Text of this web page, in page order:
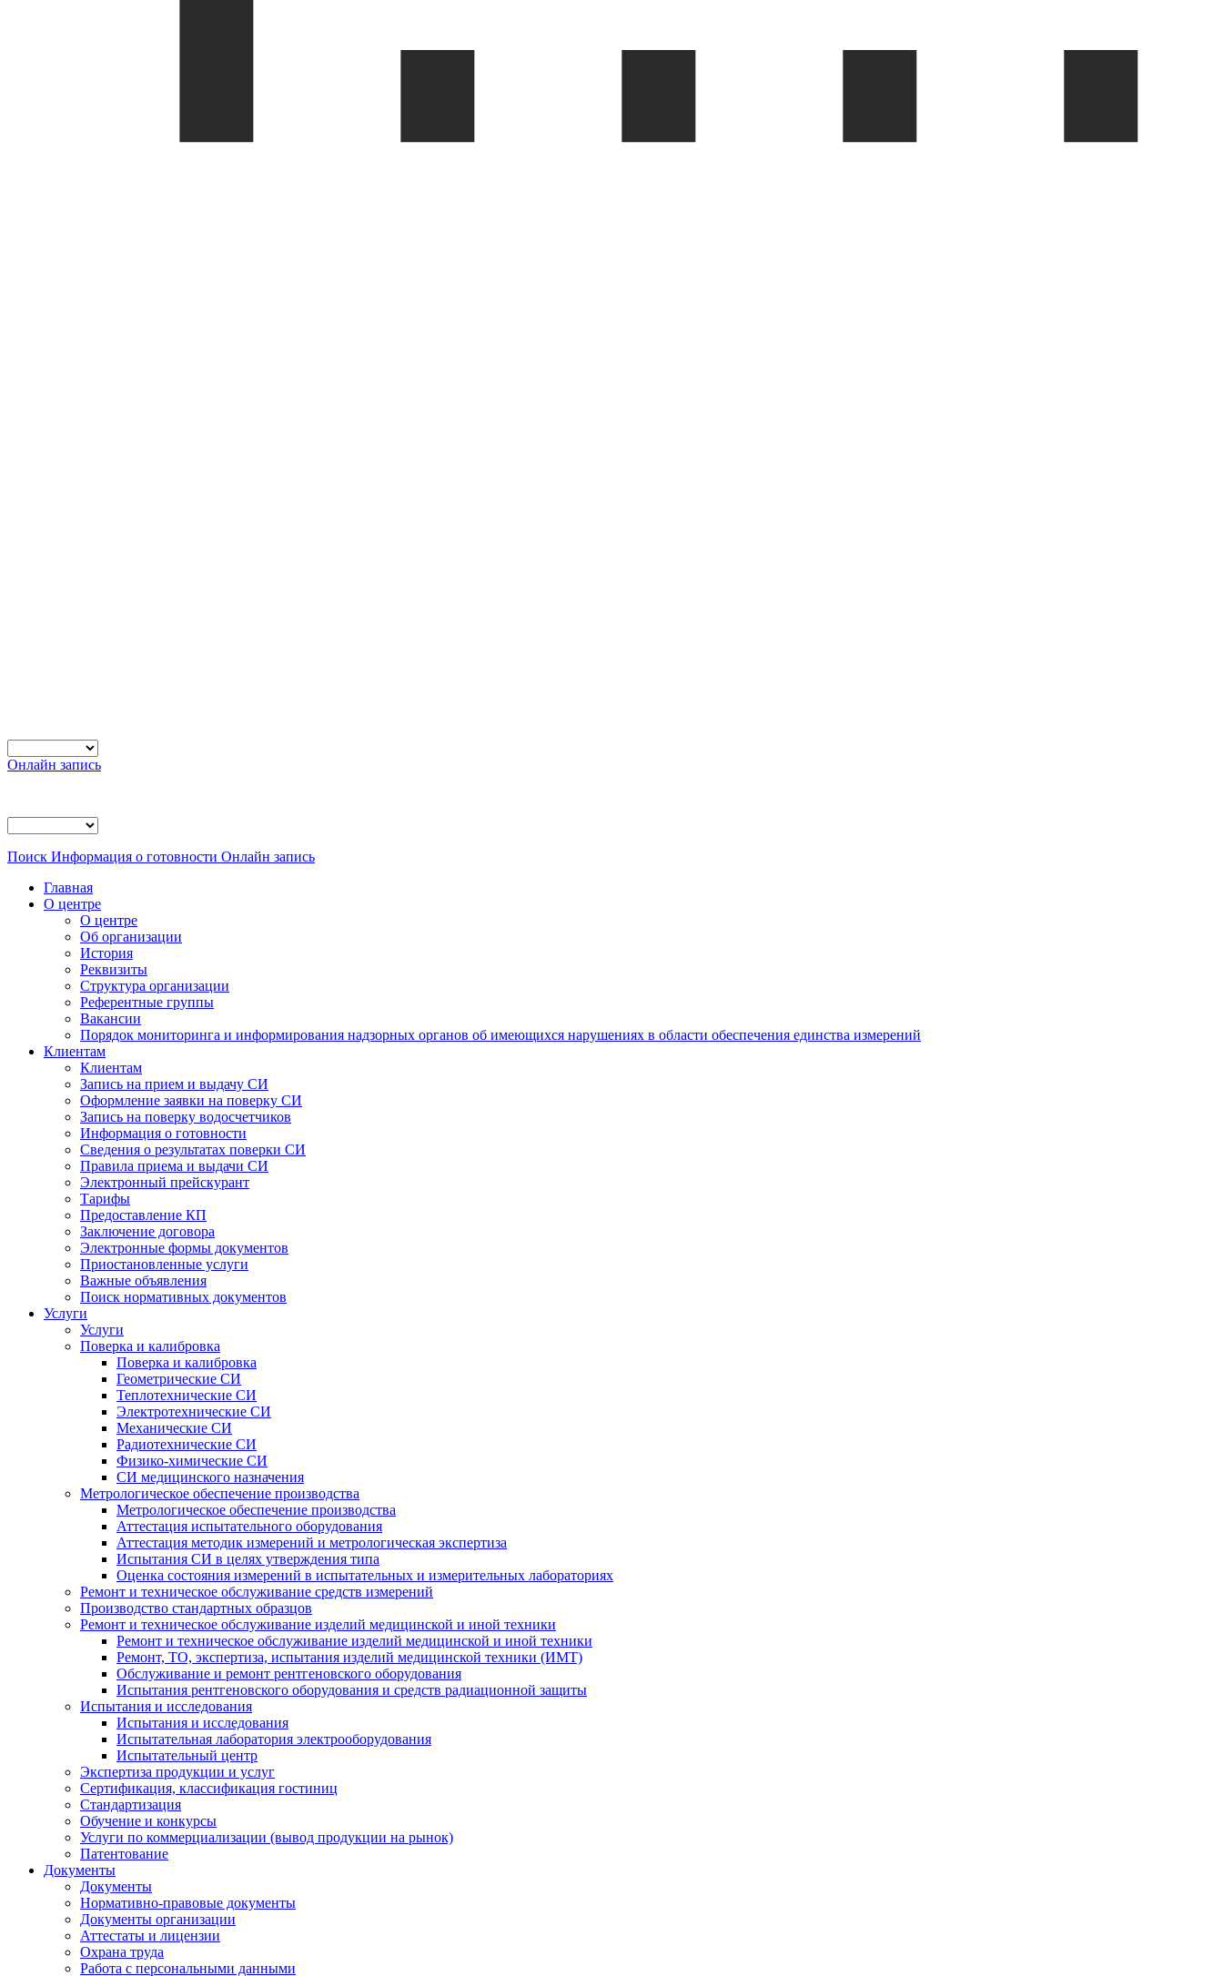
Онлайн запись
Поиск Информация о готовности Онлайн запись
Главная
О центре
О центре
Об организации
История
Реквизиты
Структура организации
Референтные группы
Вакансии
Порядок мониторинга и информирования надзорных органов об имеющихся нарушениях в области обеспечения единства измерений
Клиентам
Клиентам
Запись на прием и выдачу СИ
Оформление заявки на поверку СИ
Запись на поверку водосчетчиков
Информация о готовности
Сведения о результатах поверки СИ
Правила приема и выдачи СИ
Электронный прейскурант
Тарифы
Предоставление КП
Заключение договора
Электронные формы документов
Приостановленные услуги
Важные объявления
Поиск нормативных документов
Услуги
Услуги
Поверка и калибровка
Поверка и калибровка
Геометрические СИ
Теплотехнические СИ
Электротехнические СИ
Механические СИ
Радиотехнические СИ
Физико-химические СИ
СИ медицинского назначения
Метрологическое обеспечение производства
Метрологическое обеспечение производства
Аттестация испытательного оборудования
Аттестация методик измерений и метрологическая экспертиза
Испытания СИ в целях утверждения типа
Оценка состояния измерений в испытательных и измерительных лабораториях
Ремонт и техническое обслуживание средств измерений
Производство стандартных образцов
Ремонт и техническое обслуживание изделий медицинской и иной техники
Ремонт и техническое обслуживание изделий медицинской и иной техники
Ремонт, ТО, экспертиза, испытания изделий медицинской техники (ИМТ)
Обслуживание и ремонт рентгеновского оборудования
Испытания рентгеновского оборудования и средств радиационной защиты
Испытания и исследования
Испытания и исследования
Испытательная лаборатория электрооборудования
Испытательный центр
Экспертиза продукции и услуг
Сертификация, классификация гостиниц
Стандартизация
Обучение и конкурсы
Услуги по коммерциализации (вывод продукции на рынок)
Патентование
Документы
Документы
Нормативно-правовые документы
Документы организации
Аттестаты и лицензии
Охрана труда
Работа с персональными данными